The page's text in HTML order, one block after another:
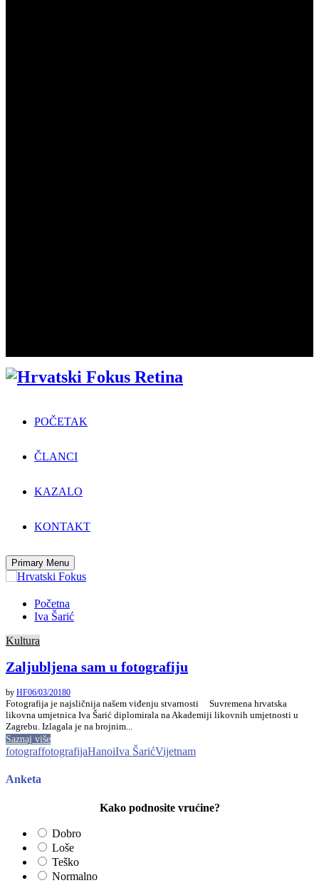
POČETAK
ČLANCI
KAZALO
KONTAKT
Primary Menu
Početna
Iva Šarić
Kultura
Zaljubljena sam u fotografiju
by HF06/03/20180
Fotografija je najsličnija našem viđenju stvarnosti Suvremena hrvatska
likovna umjetnica Iva Šarić diplomirala na Akademiji likovnih umjetnosti u
Zagrebu. Izlagala je na brojnim...
Saznaj više
fotograffotografijaHanoiIva ŠarićVijetnam
Anketa
Kako podnosite vrućine?
Dobro
Loše
Teško
Normalno